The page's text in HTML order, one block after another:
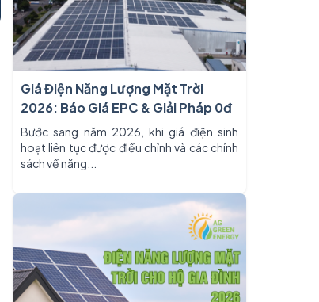
Giá Điện Năng Lượng Mặt Trời
2026: Báo Giá EPC & Giải Pháp 0đ
Bước sang năm 2026, khi giá điện sinh
hoạt liên tục được điều chỉnh và các chính
sách về năng...